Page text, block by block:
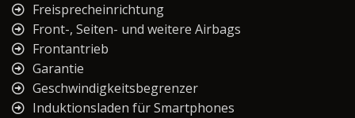
Freisprecheinrichtung
Front-, Seiten- und weitere Airbags
Frontantrieb
Garantie
Geschwindigkeitsbegrenzer
Induktionsladen für Smartphones